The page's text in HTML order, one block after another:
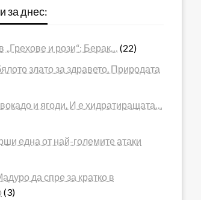
за днес:
„Грехове и рози“: Берак…
(22)
злато за здравето. Природата
и ягоди. И е хидратиращата…
една от най-големите атаки
да спре за кратко в
(3)